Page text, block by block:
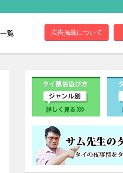
広告掲載について